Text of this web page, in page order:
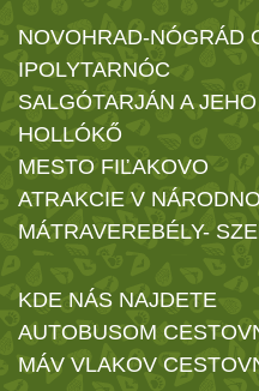
NOVOHRAD-NÓGRÁD
IPOLYTARNÓC
SALGÓTARJÁN A
HOLLÓKŐ
MESTO FIĽAKOVO
ATRAKCIE V
MÁTRAVEREBÉLY-
KDE NÁS NAJDETE
AUTOBUSOM
MÁV VLAKOV